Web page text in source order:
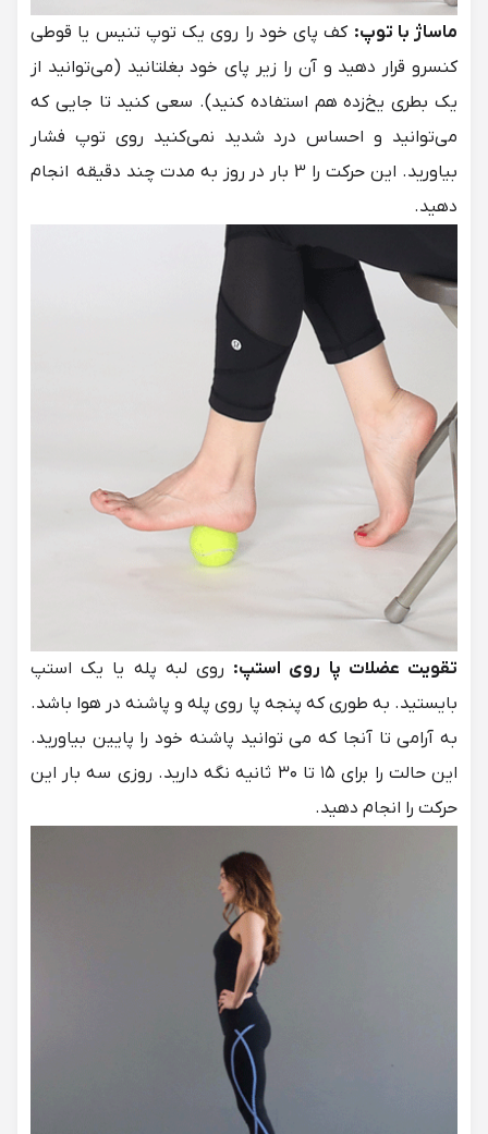
ماساژ با توپ: کف پای خود را روی یک توپ تنیس یا قوطی
کنسرو قرار دهید و آن را زیر پای خود بغلتانید (می‌توانید از
یک بطری یخ‌زده هم استفاده کنید). سعی کنید تا جایی که
می‌توانید و احساس درد شدید نمی‌کنید روی توپ فشار
بیاورید. این حرکت را 3 بار در روز به مدت چند دقیقه انجام
دهید.
تقویت عضلات پا روی استپ: روی لبه پله یا یک استپ
بایستید. به طوری که پنجه پا روی پله و پاشنه‌ در هوا باشد.
به آرامی تا آنجا که می توانید پاشنه خود را پایین بیاورید.
این حالت را برای ۱۵ تا ۳۰ ثانیه نگه دارید. روزی سه بار این
حرکت را انجام دهید.